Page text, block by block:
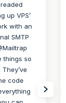
up VPS’
with an
SMTP
things so
They’ve
code